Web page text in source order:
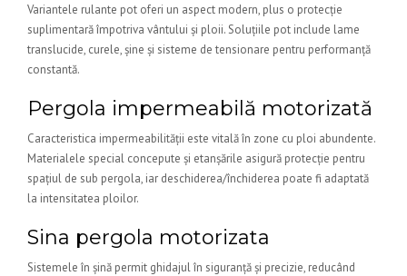
Variantele rulante pot oferi un aspect modern, plus o protecție
suplimentară împotriva vântului și ploii. Soluțiile pot include lame
translucide, curele, șine și sisteme de tensionare pentru performanță
constantă.
Pergola impermeabilă motorizată
Caracteristica impermeabilității este vitală în zone cu ploi abundente.
Materialele special concepute și etanșările asigură protecție pentru
spațiul de sub pergola, iar deschiderea/închiderea poate fi adaptată
la intensitatea ploilor.
Sina pergola motorizata
Sistemele în șină permit ghidajul în siguranță și precizie, reducând